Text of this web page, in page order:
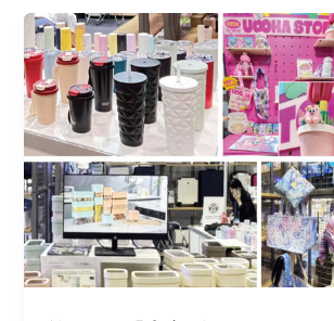
製
品
の
お
知
ら
せ